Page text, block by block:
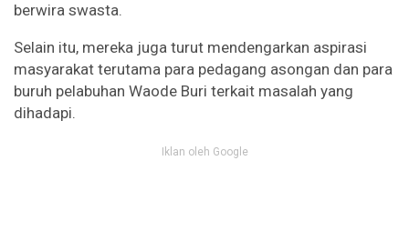
berwira swasta.
Selain itu, mereka juga turut mendengarkan aspirasi
masyarakat terutama para pedagang asongan dan para
buruh pelabuhan Waode Buri terkait masalah yang
dihadapi.
Iklan oleh Google